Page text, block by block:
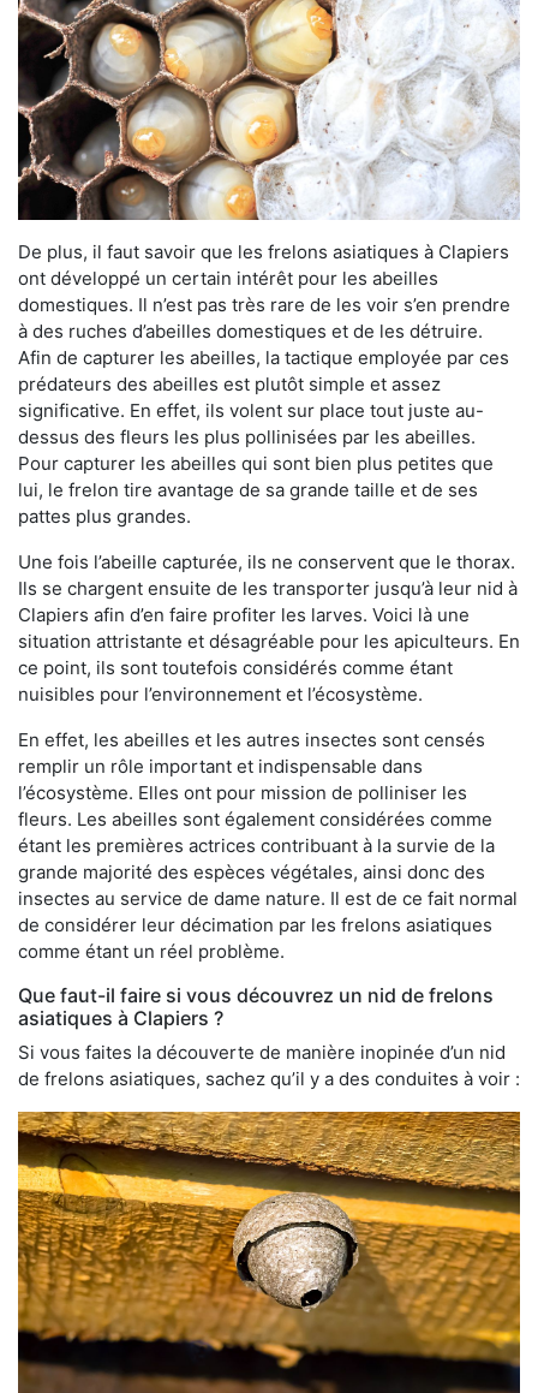
De plus, il faut savoir que les frelons asiatiques à Clapiers
ont développé un certain intérêt pour les abeilles
domestiques. Il n’est pas très rare de les voir s’en prendre
à des ruches d’abeilles domestiques et de les détruire.
Afin de capturer les abeilles, la tactique employée par ces
prédateurs des abeilles est plutôt simple et assez
significative. En effet, ils volent sur place tout juste au-
dessus des fleurs les plus pollinisées par les abeilles.
Pour capturer les abeilles qui sont bien plus petites que
lui, le frelon tire avantage de sa grande taille et de ses
pattes plus grandes.
Une fois l’abeille capturée, ils ne conservent que le thorax.
Ils se chargent ensuite de les transporter jusqu’à leur nid à
Clapiers afin d’en faire profiter les larves. Voici là une
situation attristante et désagréable pour les apiculteurs. En
ce point, ils sont toutefois considérés comme étant
nuisibles pour l’environnement et l’écosystème.
En effet, les abeilles et les autres insectes sont censés
remplir un rôle important et indispensable dans
l’écosystème. Elles ont pour mission de polliniser les
fleurs. Les abeilles sont également considérées comme
étant les premières actrices contribuant à la survie de la
grande majorité des espèces végétales, ainsi donc des
insectes au service de dame nature. Il est de ce fait normal
de considérer leur décimation par les frelons asiatiques
comme étant un réel problème.
Que faut-il faire si vous découvrez un nid de frelons
asiatiques à Clapiers ?
Si vous faites la découverte de manière inopinée d’un nid
de frelons asiatiques, sachez qu’il y a des conduites à voir :